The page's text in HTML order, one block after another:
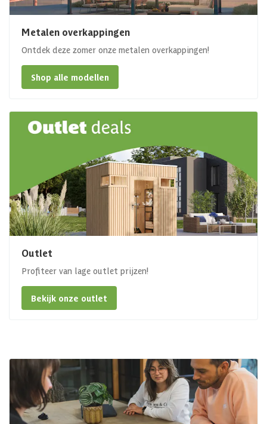
Metalen overkappingen
Ontdek deze zomer onze metalen overkappingen!
Shop alle modellen
Outlet
Profiteer van lage outlet prijzen!
Bekijk onze outlet